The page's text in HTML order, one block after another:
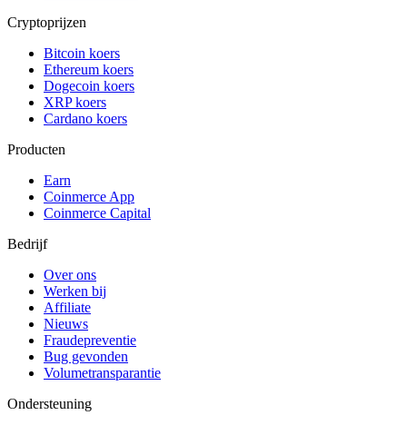
Cryptoprijzen
Bitcoin koers
Ethereum koers
Dogecoin koers
XRP koers
Cardano koers
Producten
Earn
Coinmerce App
Coinmerce Capital
Bedrijf
Over ons
Werken bij
Affiliate
Nieuws
Fraudepreventie
Bug gevonden
Volumetransparantie
Ondersteuning